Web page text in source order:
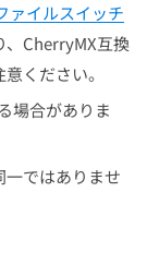
ァイルスイッチ
、CherryMX互換
ください。
場合がありま
ではありませ